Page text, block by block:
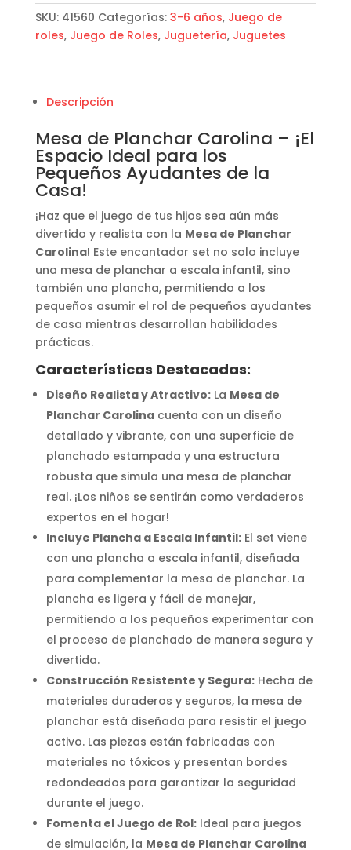
cantidad
SKU: 41560 Categorías: 3-6 años, Juego de
roles, Juego de Roles, Juguetería, Juguetes
Descripción
Mesa de Planchar Carolina – ¡El
Espacio Ideal para los
Pequeños Ayudantes de la
Casa!
¡Haz que el juego de tus hijos sea aún más
divertido y realista con la Mesa de Planchar
Carolina! Este encantador set no solo incluye
una mesa de planchar a escala infantil, sino
también una plancha, permitiendo a los
pequeños asumir el rol de pequeños ayudantes
de casa mientras desarrollan habilidades
prácticas.
Características Destacadas:
Diseño Realista y Atractivo:La Mesa de
Planchar Carolinacuenta con un diseño
detallado y vibrante, con una superficie de
planchado estampada y una estructura
robusta que simula una mesa de planchar
real. ¡Los niños se sentirán como verdaderos
expertos en el hogar!
Incluye Plancha a Escala Infantil:El set viene
con una plancha a escala infantil, diseñada
para complementar la mesa de planchar. La
plancha es ligera y fácil de manejar,
permitiendo a los pequeños experimentar con
el proceso de planchado de manera segura y
divertida.
Construcción Resistente y Segura:Hecha de
materiales duraderos y seguros, la mesa de
planchar está diseñada para resistir el juego
activo. Las piezas están fabricadas con
materiales no tóxicos y presentan bordes
redondeados para garantizar la seguridad
durante el juego.
Fomenta el Juego de Rol:Ideal para juegos
de simulación, la Mesa de Planchar Carolina